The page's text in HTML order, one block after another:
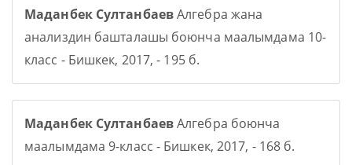
Маданбек СултанбаевАлгебра жана
анализдин башталашы боюнча маалымдама 10-
класс - Бишкек, 2017, - 195 б.
Маданбек СултанбаевАлгебра боюнча
маалымдама 9-класс - Бишкек, 2017, - 168 б.